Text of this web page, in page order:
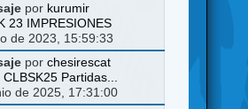
por kurumir
23 IMPRESIONES
de 2023, 15:59:33
por chesirescat
Partidas...
de 2025, 17:31:00